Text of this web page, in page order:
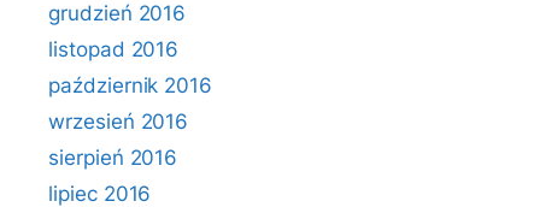
grudzień 2016
listopad 2016
październik 2016
wrzesień 2016
sierpień 2016
lipiec 2016